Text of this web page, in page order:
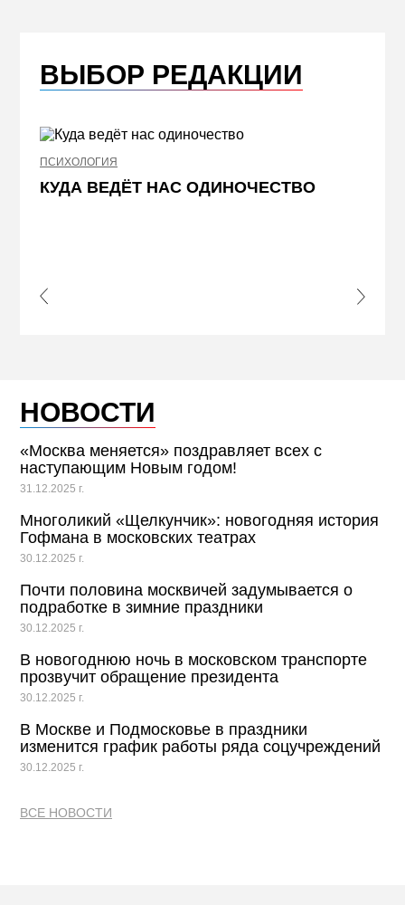
ВЫБОР РЕДАКЦИИ
ПСИХОЛОГИЯ
КУДА ВЕДЁТ НАС ОДИНОЧЕСТВО
Slide
Next
НОВОСТИ
«Москва меняется» поздравляет всех с
наступающим Новым годом!
31.12.2025 г.
Многоликий «Щелкунчик»: новогодняя история
Гофмана в московских театрах
30.12.2025 г.
Почти половина москвичей задумывается о
подработке в зимние праздники
30.12.2025 г.
В новогоднюю ночь в московском транспорте
прозвучит обращение президента
30.12.2025 г.
В Москве и Подмосковье в праздники
изменится график работы ряда соцучреждений
30.12.2025 г.
ВСЕ НОВОСТИ